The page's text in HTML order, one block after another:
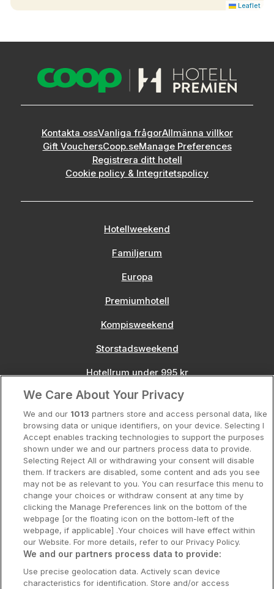
Leaflet
Kontakta ossVanliga frågorAllmänna villkor
Gift VouchersCoop.seManage Preferences
Registrera ditt hotell
Cookie policy & Integritetspolicy
Hotellweekend
Familjerum
Europa
Premiumhotell
Kompisweekend
Storstadsweekend
Hotellrum under 995 kr
Spahotell
Sydsverige
Om Hotellpremien
Nya hotell
Stadsweekend
Booking Enquiries:info@hotellpremien.se
Hotellsupport:scandinavian@digibreaks.com
We Care About Your Privacy
We and our 1013 partners store and access personal data, like
browsing data or unique identifiers, on your device. Selecting I
Accept enables tracking technologies to support the purposes
shown under we and our partners process data to provide.
Selecting Reject All or withdrawing your consent will disable
them. If trackers are disabled, some content and ads you see
may not be as relevant to you. You can resurface this menu to
change your choices or withdraw consent at any time by
clicking the Manage Preferences link on the bottom of the
webpage [or the floating icon on the bottom-left of the
webpage, if applicable] .Your choices will have effect within
our Website. For more details, refer to our Privacy Policy.
We and our partners process data to provide:
Use precise geolocation data. Actively scan device
characteristics for identification. Store and/or access